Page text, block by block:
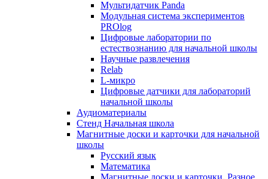
Мультидатчик Panda
Модульная система экспериментов
PROlog
Цифровые лаборатории по
естествознанию для начальной школы
Научные развлечения
Relab
L-микро
Цифровые датчики для лабораторий
начальной школы
Аудиоматериалы
Стенд Начальная школа
Магнитные доски и карточки для начальной
школы
Русский язык
Математика